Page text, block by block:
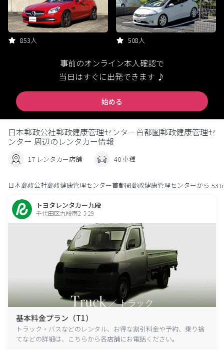
853人 508人
事前のオンライン本人確認で
当日はすぐに出発できます ♪
始める
日本郵政公社郵政健康管理センター首都圏郵政健康管理セ
ンター 周辺のレンタカー情報
17 レンタカー店舗 40 車種
日本郵政公社郵政健康管理センター首都圏郵政健康管理センターから
トヨタレンタカー九段
千代田区九段南2-3-29
基本料金プラン（T1）
トラック・バスなどのレンタル、お得な割引料金や予約、乗り捨
てなどの詳細は、こちらから各店舗にお電話ください。